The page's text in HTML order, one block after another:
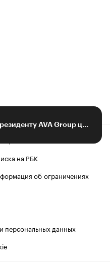
на РБК
об ограничениях
персональных данных